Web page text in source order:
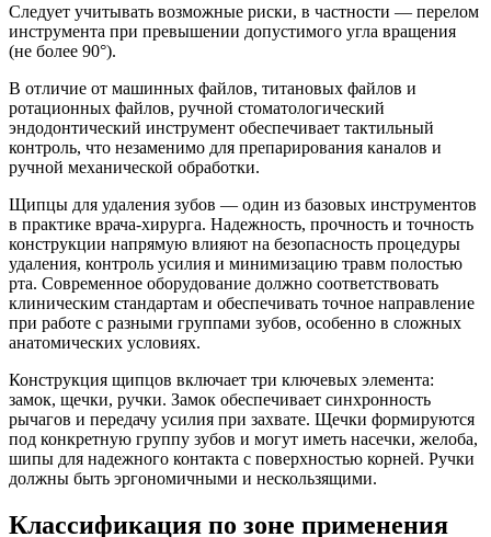
Следует учитывать возможные риски, в частности — перелом
инструмента при превышении допустимого угла вращения
(не более 90°).
В отличие от машинных файлов, титановых файлов и
ротационных файлов, ручной стоматологический
эндодонтический инструмент обеспечивает тактильный
контроль, что незаменимо для препарирования каналов и
ручной механической обработки.
Щипцы для удаления зубов — один из базовых инструментов
в практике врача-хирурга. Надежность, прочность и точность
конструкции напрямую влияют на безопасность процедуры
удаления, контроль усилия и минимизацию травм полостью
рта. Современное оборудование должно соответствовать
клиническим стандартам и обеспечивать точное направление
при работе с разными группами зубов, особенно в сложных
анатомических условиях.
Конструкция щипцов включает три ключевых элемента:
замок, щечки, ручки. Замок обеспечивает синхронность
рычагов и передачу усилия при захвате. Щечки формируются
под конкретную группу зубов и могут иметь насечки, желоба,
шипы для надежного контакта с поверхностью корней. Ручки
должны быть эргономичными и нескользящими.
Классификация по зоне применения